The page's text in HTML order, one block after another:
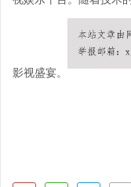
影视盛宴。